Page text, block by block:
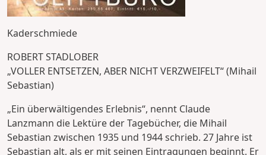
Kaderschmiede
ROBERT STADLOBER
„VOLLER ENTSETZEN, ABER NICHT VERZWEIFELT“ (Mihail
Sebastian)
„Ein überwältigendes Erlebnis“, nennt Claude
Lanzmann die Lektüre der Tagebücher, die Mihail
Sebastian zwischen 1935 und 1944 schrieb. 27 Jahre ist
Sebastian alt, als er mit seinen Eintragungen beginnt. Er